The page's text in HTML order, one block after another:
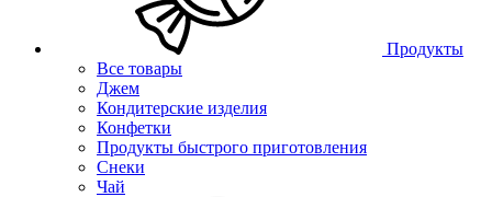
Продукты
Все товары
Джем
Кондитерские изделия
Конфетки
Продукты быстрого приготовления
Снеки
Чай